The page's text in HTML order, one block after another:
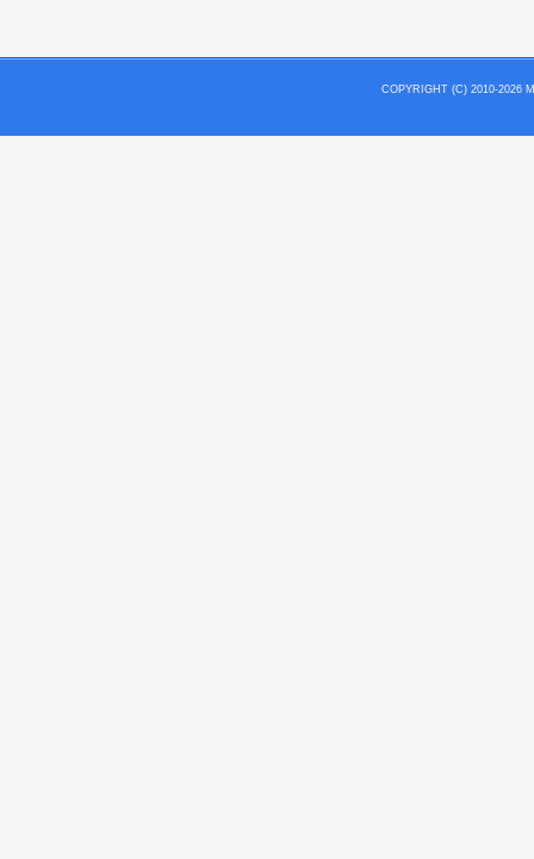
COPYRIGHT (C) 2010-